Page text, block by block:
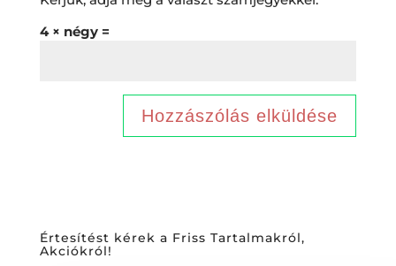
4 × négy =
Értesítést kérek a Friss Tartalmakról,
Akciókról!